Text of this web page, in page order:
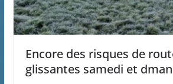
Encore des risques de
glissantes samedi et